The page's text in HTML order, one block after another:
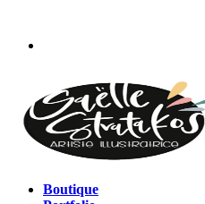
contenu
Boutique